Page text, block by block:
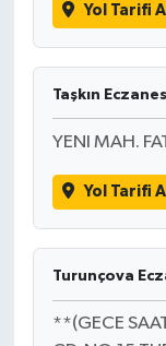
Yol Tarifi Al
Taşkın
YENI MAH.
Yol Tarifi Al
Turunçova
**(GECE